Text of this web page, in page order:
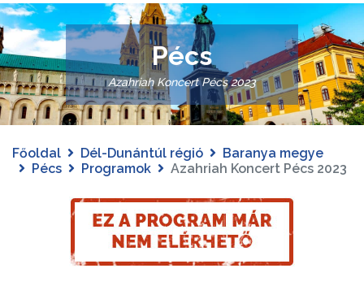
Pécs
Azahriah Koncert Pécs 2023
Főoldal Dél-Dunántúl régió
Baranya megye
Pécs
Programok Azahriah Koncert Pécs 2023